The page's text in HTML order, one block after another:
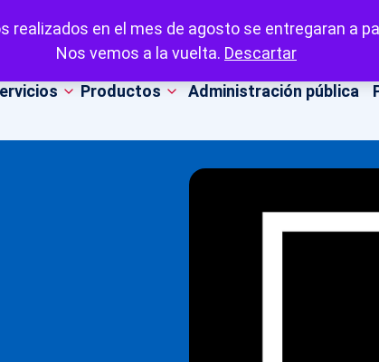
en el mes de agosto se entregaran a
Nos vemos a la vuelta. Descartar
Productos Administración pública